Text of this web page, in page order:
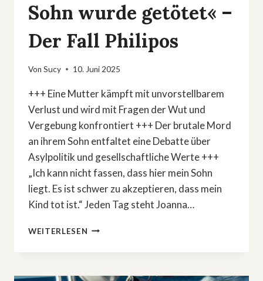
Sohn wurde getötet« –
Der Fall Philipos
Von Sucy 10. Juni 2025
+++ Eine Mutter kämpft mit unvorstellbarem
Verlust und wird mit Fragen der Wut und
Vergebung konfrontiert +++ Der brutale Mord
an ihrem Sohn entfaltet eine Debatte über
Asylpolitik und gesellschaftliche Werte +++
„Ich kann nicht fassen, dass hier mein Sohn
liegt. Es ist schwer zu akzeptieren, dass mein
Kind tot ist.“ Jeden Tag steht Joanna…
WEITERLESEN »ECHTES
MEIN
WURDE